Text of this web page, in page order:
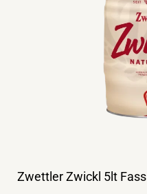
Zwettler Zwickl 5lt Fass